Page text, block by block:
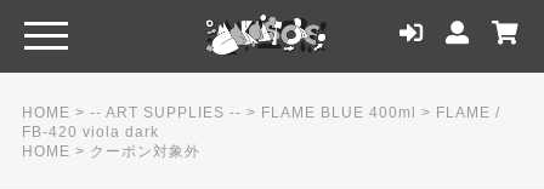
HOME > -- ART SUPPLIES -- > FLAME BLUE 400ml > FLAME /
FB-420 viola dark
HOME > クーポン対象外